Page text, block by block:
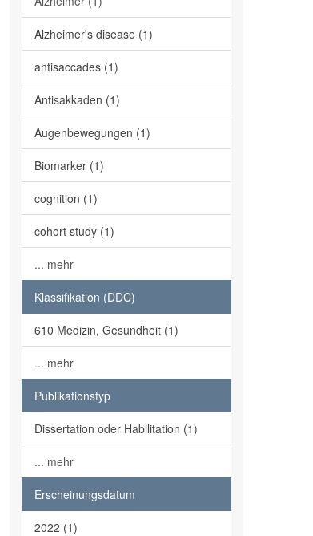
Alzheimer's disease (1)
antisaccades (1)
Antisakkaden (1)
Augenbewegungen (1)
Biomarker (1)
cognition (1)
cohort study (1)
... mehr
Klassifikation (DDC)
610 Medizin, Gesundheit (1)
... mehr
Publikationstyp
Dissertation oder Habilitation (1)
... mehr
Erscheinungsdatum
2022 (1)